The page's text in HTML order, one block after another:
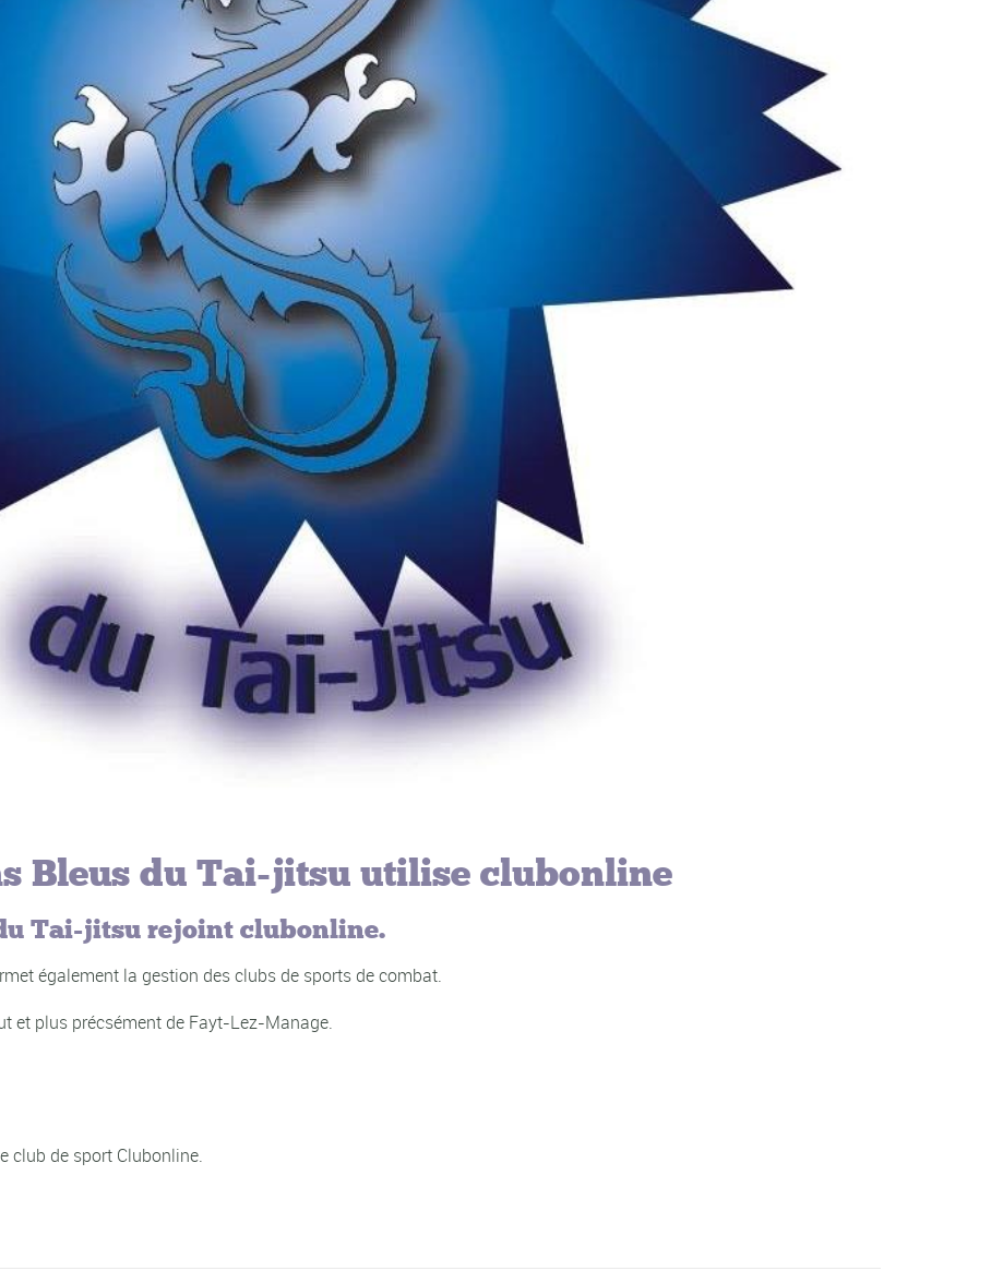
Bleus du Tai-jitsu utilise clubonline
Tai-jitsu rejoint clubonline.
également la gestion des clubs de sports de combat.
et plus précsément de Fayt-Lez-Manage.
club de sport Clubonline.